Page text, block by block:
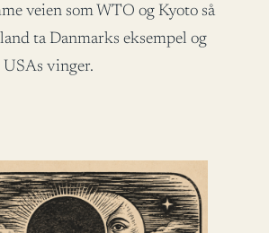
veien som WTO og Kyoto så
ta Danmarks eksempel og
USAs vinger.